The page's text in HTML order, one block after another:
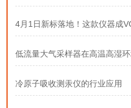
4月1日新标落地！这款仪器成
低流量大气采样器在高温高湿
冷原子吸收测汞仪的行业应用